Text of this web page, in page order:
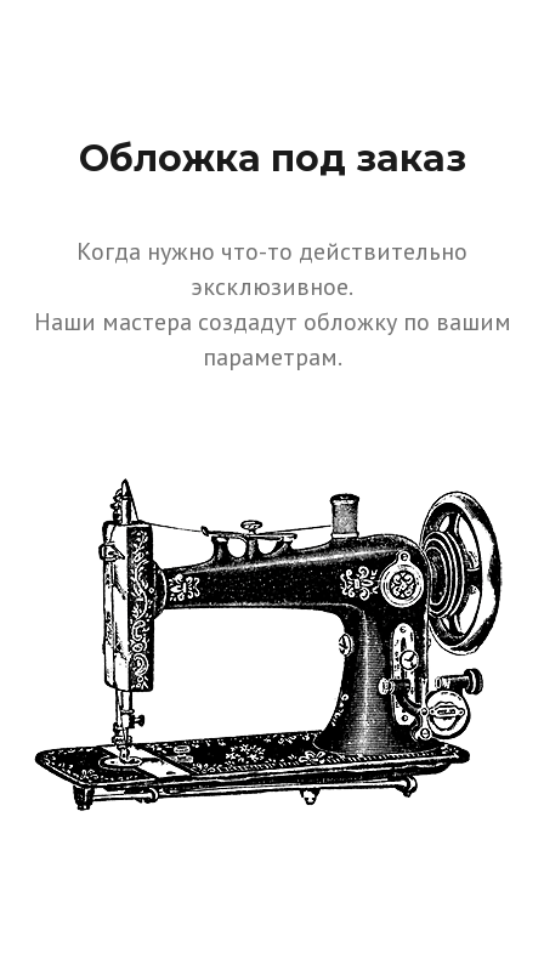
Обложка под заказ
Когда нужно что-то действительно
эксклюзивное.
Наши мастера создадут обложку по вашим
параметрам.